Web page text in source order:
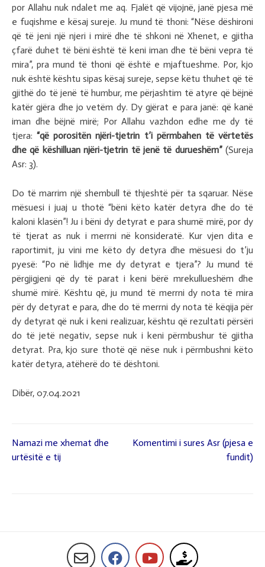
por Allahu nuk ndalet me aq. Fjalët që vijojnë, janë pjesa më
e fuqishme e kësaj sureje. Ju mund të thoni: “Nëse dëshironi
që të jeni një njeri i mirë dhe të shkoni në Xhenet, e gjitha
çfarë duhet të bëni është të keni iman dhe të bëni vepra të
mira”, pra mund të thoni që është e mjaftueshme. Por, kjo
nuk është kështu sipas kësaj sureje, sepse këtu thuhet që të
gjithë do të jenë të humbur, me përjashtim të atyre që bëjnë
katër gjëra dhe jo vetëm dy. Dy gjërat e para janë: që kanë
iman dhe bëjnë mirë; Por Allahu vazhdon edhe me dy të
tjera:“që porositën njëri-tjetrin t’i përmbahen të vërtetës
dhe që këshilluan njëri-tjetrin të jenë të durueshëm” (Sureja
Asr: 3).
Do të marrim një shembull të thjeshtë për ta sqaruar. Nëse
mësuesi i juaj u thotë “bëni këto katër detyra dhe do të
kaloni klasën”! Ju i bëni dy detyrat e para shumë mirë, por dy
të tjerat as nuk i merrni në konsideratë. Kur vjen dita e
raportimit, ju vini me këto dy detyra dhe mësuesi do t’ju
pyesë: “Po në lidhje me dy detyrat e tjera”? Ju mund të
përgjigjeni që dy të parat i keni bërë mrekullueshëm dhe
shumë mirë. Kështu që, ju mund të merrni dy nota të mira
për dy detyrat e para, dhe do të merrni dy nota të këqija për
dy detyrat që nuk i keni realizuar, kështu që rezultati përsëri
do të jetë negativ, sepse nuk i keni përmbushur të gjitha
detyrat. Pra, kjo sure thotë që nëse nuk i përmbushni këto
katër detyra, atëherë do të dështoni.
Dibër, 07.04.2021
Lëvizje
Namazi me xhemat dhe
urtësitë e tij
Komentimi i sures Asr (pjesa e
fundit)